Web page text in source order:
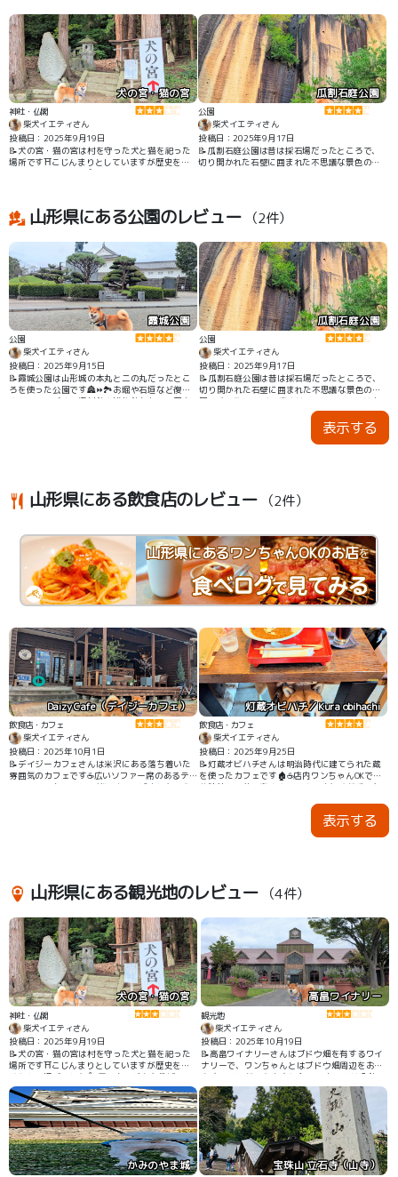
ためか静かで落ち着いた場所でした👍✨
犬の宮・猫の宮
神社・仏閣
柴犬イエティさん
投稿日：2025年9月19日
📝犬の宮・猫の宮は村を守った犬と猫を祀った
場所です⛩️こじんまりとしていますが歴史を感
じられる場所でした👍 周辺ものどかな地域で、
瓜割石庭公園
公園
柴犬イエティさん
投稿日：2025年9月17日
📝瓜割石庭公園は昔は採石場だったところで、
切り開かれた石壁に囲まれた不思議な景色の公
山形県にある公園のレビュー （2件）
霞城公園
公園
柴犬イエティさん
投稿日：2025年9月15日
📝霞城公園は山形城の本丸と二の丸だったとこ
ろを使った公園です🏯⏩️🏞️お堀や石垣など復旧
されている所や、資料館や博物館もあって歴史
瓜割石庭公園
公園
柴犬イエティさん
投稿日：2025年9月17日
📝瓜割石庭公園は昔は採石場だったところで、
切り開かれた石壁に囲まれた不思議な景色の公
園です🪨🐕🪨 石壁の高さは4、50メートルはあ
りそうなほどで、インスタ映えする景色が見ど
表示する
山形県にある飲食店のレビュー （2件）
山形県にあるワンちゃんOKのお店を
Daizy Cafe（デイジーカフェ）
飲食店・カフェ
柴犬イエティさん
投稿日：2025年10月1日
📝デイジーカフェさんは米沢にある落ち着いた
雰囲気のカフェです☕️広いソファー席のあるテ
ラスでワンちゃんと一緒にくつろげました☺️🐶
灯蔵オビハチ／Kura obihachi
飲食店・カフェ
柴犬イエティさん
投稿日：2025年9月25日
📝灯蔵オビハチさんは明治時代に建てられた蔵
を使ったカフェです🏚️☕️店内ワンちゃんOKで、
蔵独特の天井の高さや明るさ、また壁が重厚な
表示する
山形県にある観光地のレビュー （4件）
犬の宮・猫の宮
神社・仏閣
柴犬イエティさん
投稿日：2025年9月19日
📝犬の宮・猫の宮は村を守った犬と猫を祀った
場所です⛩️こじんまりとしていますが歴史を感
じられる場所でした👍 周辺ものどかな地域で、
お散歩にぴったりです🐾
高畠ワイナリー
観光地
柴犬イエティさん
投稿日：2025年10月19日
📝高畠ワイナリーさんはブドウ畑を有するワイ
ナリーで、ワンちゃんとはブドウ畑周辺をお散
歩することができます🐾🍇 ワンちゃんは入館で
きませんが、ワイナリー中ではショップでのお
買い物やワインのテイスティング、工場見学を
楽しむことができます🍷
かみのやま城 宝珠山 立石寺（山寺）